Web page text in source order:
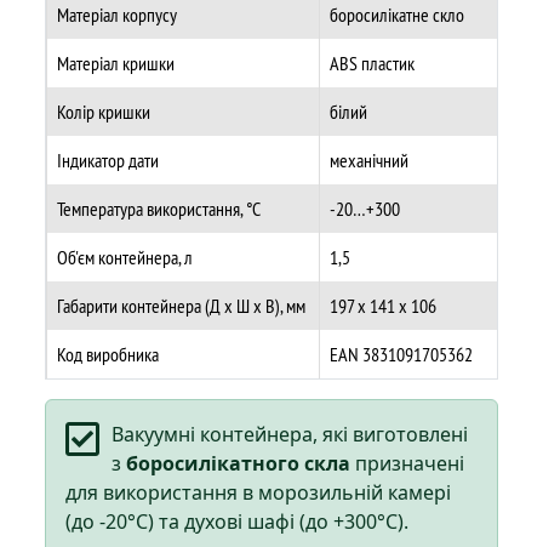
Матеріал корпусу
боросилікатне скло
Матеріал кришки
ABS пластик
Колір кришки
білий
Індикатор дати
механічний
Температура використання, °C
-20…+300
Об'єм контейнера, л
1,5
Габарити контейнера (Д х Ш х В), мм
197 x 141 x 106
Код виробника
EAN 3831091705362
Вакуумні контейнера, які виготовлені
з боросилікатного скла призначені
для використання в морозильній камері
(до -20°C) та духові шафі (до +300°C).